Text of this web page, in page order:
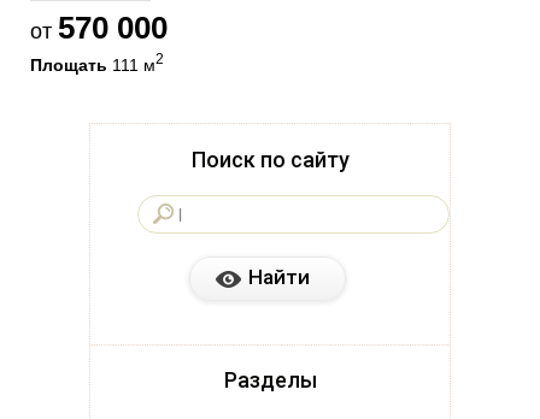
от 570 000
Площать 111 м2
Поиск по сайту
Разделы